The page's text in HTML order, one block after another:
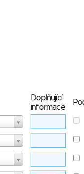
Doplňující
informace